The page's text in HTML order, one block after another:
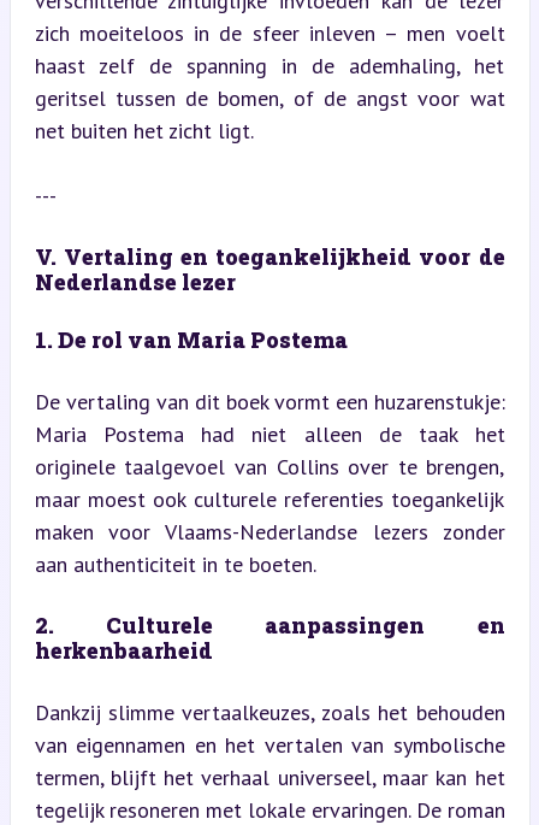
zich moeiteloos in de sfeer inleven – men voelt
haast zelf de spanning in de ademhaling, het
geritsel tussen de bomen, of de angst voor wat
net buiten het zicht ligt.
---
V. Vertaling en toegankelijkheid voor de
Nederlandse lezer
1. De rol van Maria Postema
De vertaling van dit boek vormt een huzarenstukje:
Maria Postema had niet alleen de taak het
originele taalgevoel van Collins over te brengen,
maar moest ook culturele referenties toegankelijk
maken voor Vlaams-Nederlandse lezers zonder
aan authenticiteit in te boeten.
2. Culturele aanpassingen en
herkenbaarheid
Dankzij slimme vertaalkeuzes, zoals het behouden
van eigennamen en het vertalen van symbolische
termen, blijft het verhaal universeel, maar kan het
tegelijk resoneren met lokale ervaringen. De roman